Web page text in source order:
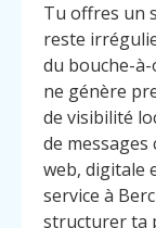
Tu offres un
reste
du bouche-
ne génère
de visibilité
de messages
web, digitale
service à
structurer ta